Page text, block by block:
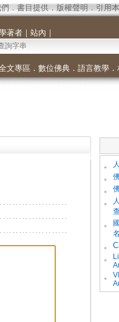
． 書目提供． 版權聲明 ． 引用
著者｜ 站內 ｜
文專區 ． 數位佛典． 語言教學．
。
。
。
。
。
。
。
。